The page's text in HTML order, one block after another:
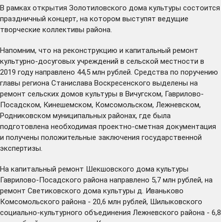
В рамках открытия Золотиловского дома культуры состоится
праздничный концерт, на котором выступят ведущие
творческие коллективы района.
Напомним, что на реконструкцию и капитальный ремонт
культурно-досуговых учреждений в сельской местности в
2019 годунаправлено 44,5 млн рублей. Средства по поручению
главы региона Станислава Воскресенского выделены на
ремонт сельских домов культуры в Вичугском, Гаврилово-
Посадском, Кинешемском, Комсомольском, Лежневском,
Родниковском муниципальных районах, где была
подготовлена необходимая проектно-сметная документация
и получены положительные заключения государственной
экспертизы.
На капитальный ремонт Шекшовского дома культуры
Гаврилово-Посадского района направлено 5,7 млн рублей, на
ремонт Светиковского дома культуры д. Иваньково
Комсомольского района - 20,6 млн рублей, Шилыковского
социально-культурного объединения Лежневского района - 6,8